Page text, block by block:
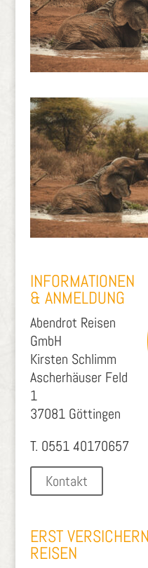
INFORMATIONEN
& ANMELDUNG
Abendrot Reisen
GmbH
Kirsten Schlimm
Ascherhäuser Feld
1
37081 Göttingen
T. 0551 40170657
Kontakt
ERST
REISEN